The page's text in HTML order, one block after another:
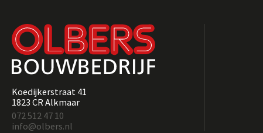
Koedijkerstraat 41
1823 CR Alkmaar
072 512 47 10
info@olbers.nl